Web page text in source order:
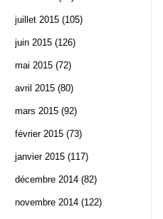
juillet 2015 (105)
juin 2015 (126)
mai 2015 (72)
avril 2015 (80)
mars 2015 (92)
février 2015 (73)
janvier 2015 (117)
décembre 2014 (82)
novembre 2014 (122)